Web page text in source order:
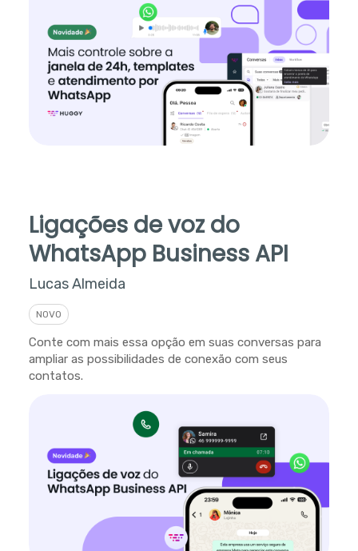
Ligações de voz do
WhatsApp Business API
Lucas Almeida
NOVO
Conte com mais essa opção em suas conversas para
ampliar as possibilidades de conexão com seus
contatos.